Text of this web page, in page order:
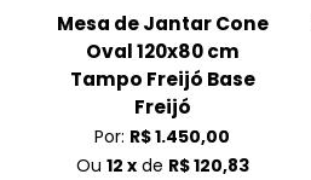
Mesa de Jantar Cone
Oval 120x80 cm
Tampo Freijó Base
Freijó
Por: R$ 1.450,00
Ou 12 xde R$ 120,83